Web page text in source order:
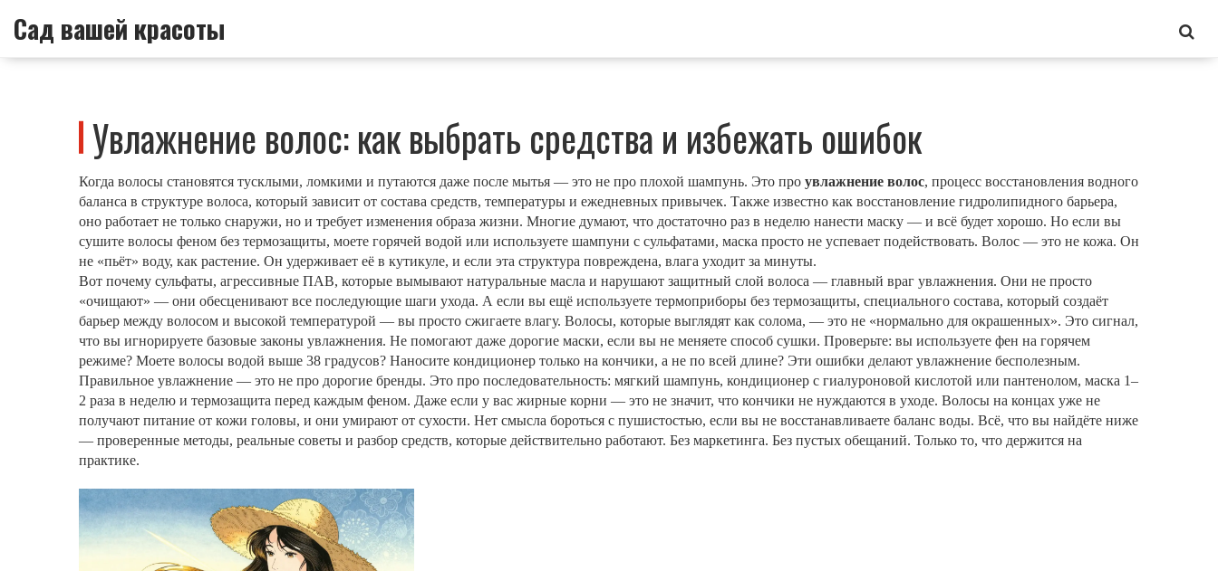
Сад вашей красоты
Увлажнение волос: как выбрать средства и избежать ошибок
Когда волосы становятся тусклыми, ломкими и путаются даже после мытья — это не про плохой шампунь. Это про увлажнение волос, процесс восстановления водного
баланса в структуре волоса, который зависит от состава средств, температуры и ежедневных привычек. Также известно как восстановление гидролипидного барьера,
оно работает не только снаружи, но и требует изменения образа жизни. Многие думают, что достаточно раз в неделю нанести маску — и всё будет хорошо. Но если вы
сушите волосы феном без термозащиты, моете горячей водой или используете шампуни с сульфатами, маска просто не успевает подействовать. Волос — это не кожа. Он
не «пьёт» воду, как растение. Он удерживает её в кутикуле, и если эта структура повреждена, влага уходит за минуты.
Вот почему сульфаты, агрессивные ПАВ, которые вымывают натуральные масла и нарушают защитный слой волоса — главный враг увлажнения. Они не просто
«очищают» — они обесценивают все последующие шаги ухода. А если вы ещё используете термоприборы без термозащиты, специального состава, который создаёт
барьер между волосом и высокой температурой — вы просто сжигаете влагу. Волосы, которые выглядят как солома, — это не «нормально для окрашенных». Это сигнал,
что вы игнорируете базовые законы увлажнения. Не помогают даже дорогие маски, если вы не меняете способ сушки. Проверьте: вы используете фен на горячем
режиме? Моете волосы водой выше 38 градусов? Наносите кондиционер только на кончики, а не по всей длине? Эти ошибки делают увлажнение бесполезным.
Правильное увлажнение — это не про дорогие бренды. Это про последовательность: мягкий шампунь, кондиционер с гиалуроновой кислотой или пантенолом, маска 1–
2 раза в неделю и термозащита перед каждым феном. Даже если у вас жирные корни — это не значит, что кончики не нуждаются в уходе. Волосы на концах уже не
получают питание от кожи головы, и они умирают от сухости. Нет смысла бороться с пушистостью, если вы не восстанавливаете баланс воды. Всё, что вы найдёте ниже
— проверенные методы, реальные советы и разбор средств, которые действительно работают. Без маркетинга. Без пустых обещаний. Только то, что держится на
практике.